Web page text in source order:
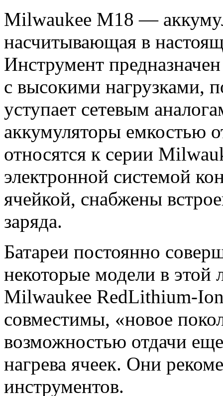
Milwaukee M18 —
насчитывающая в
Инструмент
с высокими нагрузками,
уступает сетевым
аккумуляторы емкостью
относятся к серии
электронной системой
ячейкой, снабжены
заряда.
Батареи постоянно
некоторые модели в этой
Milwaukee RedLithium-
совместимы, «новое
возможностью отдачи
нагрева ячеек. Они
инструментов.